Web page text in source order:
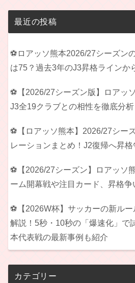
最近の投稿
⚽ロアッソ熊本2026/27シーズン
は75？過去3年のJ3昇格ラインか
⚽【2026/27シーズン版】ロアッ
J3全19クラブとの相性を徹底分析
⚽【ロアッソ熊本】2026/27シー
レーションまとめ！J2復帰へ昇格
⚽【2026/27シーズン】ロアッソ
ーム開幕戦や注目カード、昇格争
⚽【2026W杯】サッカーの新ル
解説！5秒・10秒の「爆速化」で
本代表戦の最新事例も紹介
カテゴリー